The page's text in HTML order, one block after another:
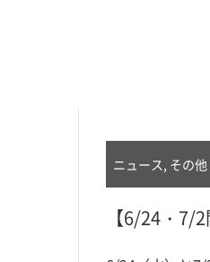
ニュース, その他
【6/24・7/